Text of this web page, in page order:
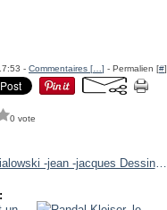
- Commentaires [ ] - Permalien [#]
0 vote
Rencontre avec Dzialowski -jean -jacques Dessinateur BD